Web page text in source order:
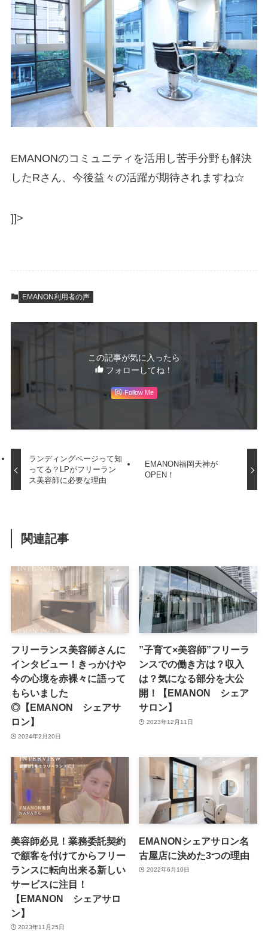
EMANONのコミュニティを活用し苦手分野も解決
したRさん、今後益々の活躍が期待されますね☆
]]>
EMANON利用者の声
この記事が気に入ったら
フォローしてね！
Follow Me
ランディングページって知
ってる？LPがフリーラン
ス美容師に必要な理由
EMANON福岡天神が
OPEN！
関連記事
フリーランス美容師さんに
インタビュー！きっかけや
今の心境を赤裸々に語って
もらいました
◎【EMANON シェアサ
ロン】
2024年2月20日
”子育て×美容師”フリーラ
ンスでの働き方は？収入
は？気になる部分を大公
開！【EMANON シェア
サロン】
2023年12月11日
美容師必見！業務委託契約
で顧客を付けてからフリー
ランスに転向出来る新しい
サービスに注目！
【EMANON シェアサロ
ン】
2023年11月25日
EMANONシェアサロン名
古屋店に決めた3つの理由
2022年6月10日